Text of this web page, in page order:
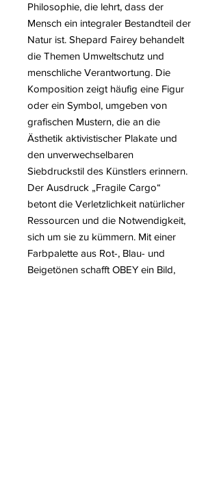
Philosophie, die lehrt, dass der
Mensch ein integraler Bestandteil der
Natur ist. Shepard Fairey behandelt
die Themen Umweltschutz und
menschliche Verantwortung. Die
Komposition zeigt häufig eine Figur
oder ein Symbol, umgeben von
grafischen Mustern, die an die
Ästhetik aktivistischer Plakate und
den unverwechselbaren
Siebdruckstil des Künstlers erinnern.
Der Ausdruck „Fragile Cargo“
betont die Verletzlichkeit natürlicher
Ressourcen und die Notwendigkeit,
sich um sie zu kümmern. Mit einer
Farbpalette aus Rot-, Blau- und
Beigetönen schafft OBEY ein Bild,